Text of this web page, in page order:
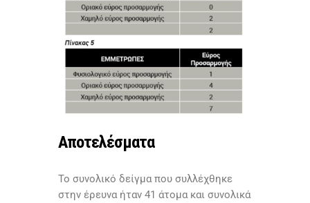
Αποτελέσματα
Το συνολικό δείγμα που συλλέχθηκε
στην έρευνα ήταν 41 άτομα και συνολικά